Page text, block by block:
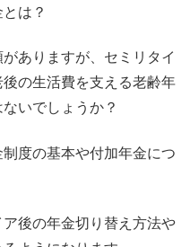
は？
ありますが、 セミリタイ
の生活費を支える老齢年
いでしょうか？
度の基本や付加年金につ
ア後の年金切り替え方法や